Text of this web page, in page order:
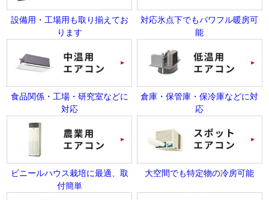
設備用・工場用も取り揃えてお
ります
対応氷点下でもパワフル暖房可
能
食品関係・工場・研究室などに
対応
倉庫・保管庫・保冷庫などに対
応
ビニールハウス栽培に最適、取
付簡単
大空間でも特定物の冷房可能